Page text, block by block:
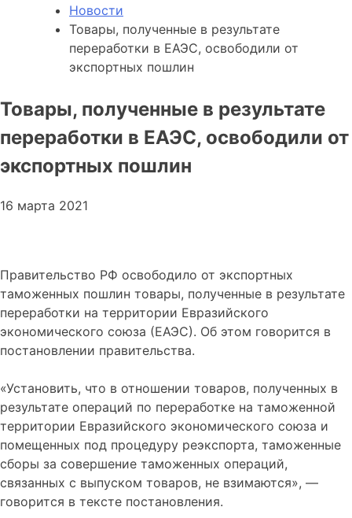
Новости
Товары, полученные в результате
переработки в ЕАЭС, освободили от
экспортных пошлин
Товары, полученные в результате
переработки в ЕАЭС, освободили от
экспортных пошлин
16 марта 2021
Правительство РФ освободило от экспортных
таможенных пошлин товары, полученные в результате
переработки на территории Евразийского
экономического союза (ЕАЭС). Об этом говорится в
постановлении правительства.
«Установить, что в отношении товаров, полученных в
результате операций по переработке на таможенной
территории Евразийского экономического союза и
помещенных под процедуру реэкспорта, таможенные
сборы за совершение таможенных операций,
связанных с выпуском товаров, не взимаются», —
говорится в тексте постановления.